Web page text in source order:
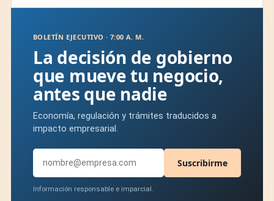
BOLETÍN EJECUTIVO · 7:00 A. M.
La decisión de gobierno
que mueve tu negocio,
antes que nadie
Economía, regulación y trámites traducidos a
impacto empresarial.
Suscribirme
Información responsable e imparcial.